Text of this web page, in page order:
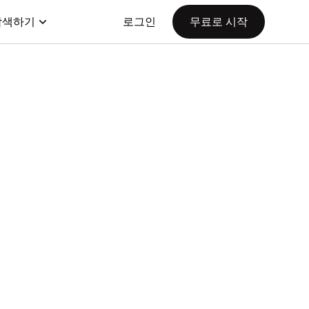
하기 로그인 무료로 시작